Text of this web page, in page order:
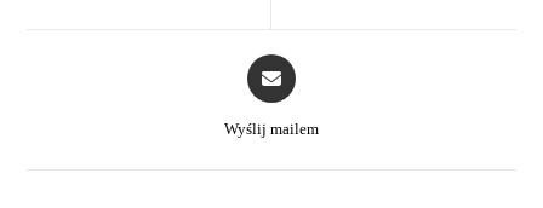
Wyślij mailem